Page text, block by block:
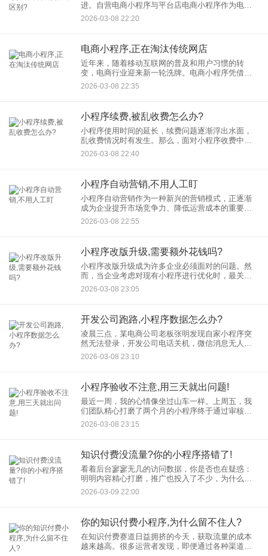
进。自营电商小程序与平台店电商小程序作为电商
领域的两大主流模式，它们的核心差异不仅体现在
技术架构层面，更对商家的长期竞争力产生深刻影
2026-03-08 22:20
电商小程序,正在淘汰传统网店
近年来，随着移动互联网的普及和用户习惯的转
变，电商行业迎来新一轮洗牌。电商小程序凭借无
需下载、即用即走、社交裂变等特性，迅速渗透至
零售、餐饮、服务等多个领域，成为商家拓展线上
2026-03-08 22:35
小程序续费,被乱收费怎么办?
小程序使用时间的延长，续费问题逐渐浮出水面，
乱收费情况时有发生。那么，面对小程序收费中的
种种陷阱，我们该如何应对呢？ 一、小程序续费乱
象揭秘 小程序续费乱收费情况并不少见。一些不
2026-03-08 22:40
小程序自动营销,不用人工盯
小程序自动营销作为一种新兴的营销模式，正逐渐
成为企业提升市场竞争力、降低运营成本的重要手
段。它不仅能实现营销活动的自动化执行，还能借
助数据分析与智能推荐，使营销更加精准高效，真
2026-03-08 22:55
小程序改版升级,需要额外花钱吗?
小程序改版升级成为许多企业必须面对的问题。然
而，当企业考虑对现有小程序进行优化时，最关心
的问题往往是：小程序改版费用需要多少？是否必
须额外投入资金？本文将为您详细解析小程序改版
2026-03-08 23:05
开发公司跑路,小程序数据怎么办?
凌晨三点，某电商公司老板张明发现自家小程序突
然无法登录，开发公司电话关机，微信消息无人回
复——最担心的事发生了：开发公司跑路了。更让
他焦虑的是，所有的客户订单、会员信息、交易记
2026-03-08 23:10
小程序验收不注意,用三天就出问题!
最近一周，我的心情像坐过山车一样。上周五，我
们团队精心打磨了两个月的小程序终于通过审核，
正式上线了。大家一片欢腾，准备周末好好放松一
下，迎接周一的业务爆发。 然而，周一早上刚到公
2026-03-08 23:15
知识付费没流量?你的小程序搭错了!
看着后台寥寥无几的访问数据，你是否也在疑惑：
明明内容精心打磨，推广也投入了不少，为什么知
识付费没流量，用户来了就走，根本不买单？别急
着怪市场太卷，问题很可能出在你的“知识付费小程
2026-03-09 22:00
你的知识付费小程序,为什么留不住人?
在知识付费赛道日益拥挤的今天，获取流量的成本
越来越高。很多运营者发现，即便通过各种渠道好